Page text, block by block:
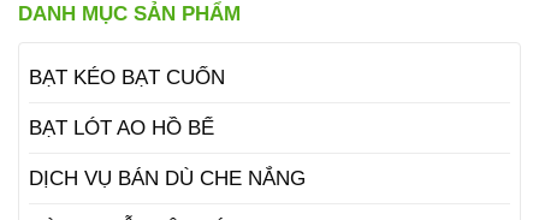
DANH MỤC SẢN PHẨM
BẠT KÉO BẠT CUỐN
BẠT LÓT AO HỒ BỂ
DỊCH VỤ BÁN DÙ CHE NẮNG